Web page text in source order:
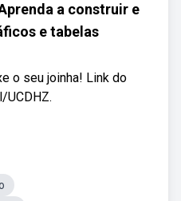
a construir e
e tabelas
o seu joinha! Link do
UCDHZ.